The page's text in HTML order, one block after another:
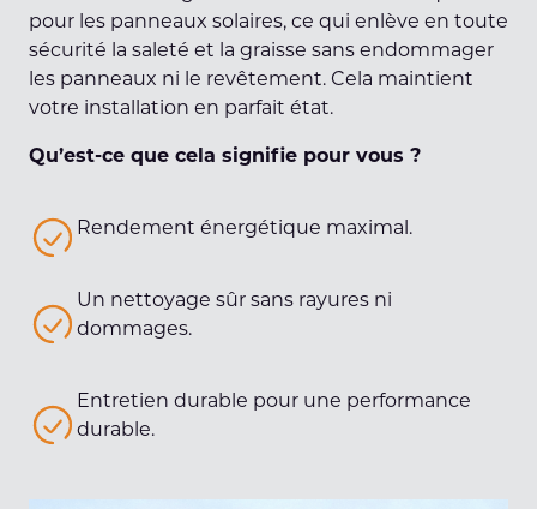
pour les panneaux solaires, ce qui enlève en toute
sécurité la saleté et la graisse sans endommager
les panneaux ni le revêtement. Cela maintient
votre installation en parfait état.
Qu’est-ce que cela signifie pour vous ?
Rendement énergétique maximal.
Un nettoyage sûr sans rayures ni
dommages.
Entretien durable pour une performance
durable.